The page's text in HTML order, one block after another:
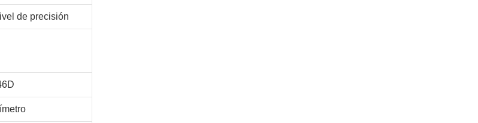
de precisión